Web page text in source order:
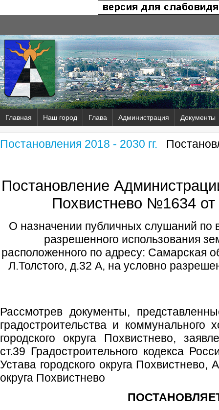
Главная Наш город Глава Администрация Документы
Постановления 2018 - 2030 гг.
Постановление
Похвистнево №1634 от
О назначении публичных слушаний по
разрешенного использования
расположенного по адресу: Самарская
Л.Толстого, д.32 А, на условно
Рассмотрев документы,
градостроительства и коммунального
городского округа Похвистнево,
ст.39 Градостроительного кодекса
Устава городского округа Похвистнево,
округа Похвистнево